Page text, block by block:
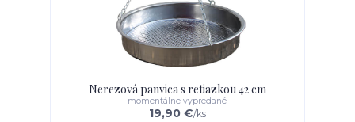
Nerezová panvica s retiazkou 42 cm
19,90 €/ks
momentálne vypredané